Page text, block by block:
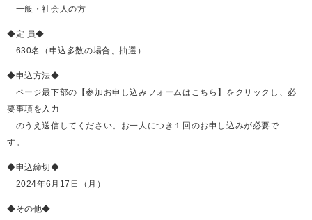
一般・社会人の方
◆定 員◆
630名（申込多数の場合、抽選）
◆申込方法◆
ページ最下部の【参加お申し込みフォームはこちら】をクリックし、必
要事項を入力
のうえ送信してください。お一人につき１回のお申し込みが必要で
す。
◆申込締切◆
2024年6月17日（月）
◆その他◆